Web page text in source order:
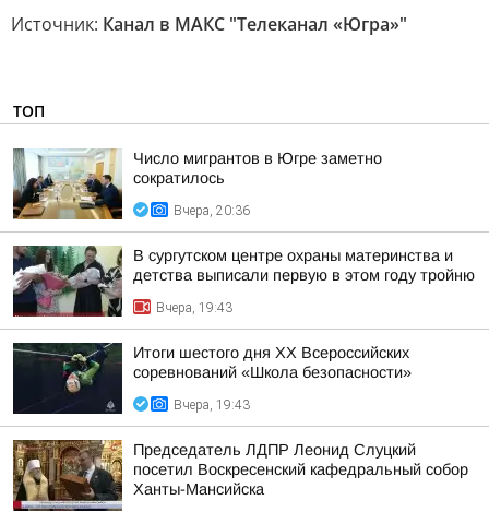
Источник: Канал в МАКС "Телеканал «Югра»"
ТОП
Число мигрантов в Югре заметно
сократилось
Вчера, 20:36
В сургутском центре охраны материнства и
детства выписали первую в этом году тройню
Вчера, 19:43
Итоги шестого дня XX Всероссийских
соревнований «Школа безопасности»
Вчера, 19:43
Председатель ЛДПР Леонид Слуцкий
посетил Воскресенский кафедральный собор
Ханты-Мансийска